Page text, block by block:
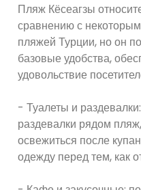
Пляж Кёсеагзы
сравнению с
пляжей Турции, но он
базовые удобства,
удовольствие
- Туалеты и
раздевалки рядом
освежиться после
одежду перед тем, как